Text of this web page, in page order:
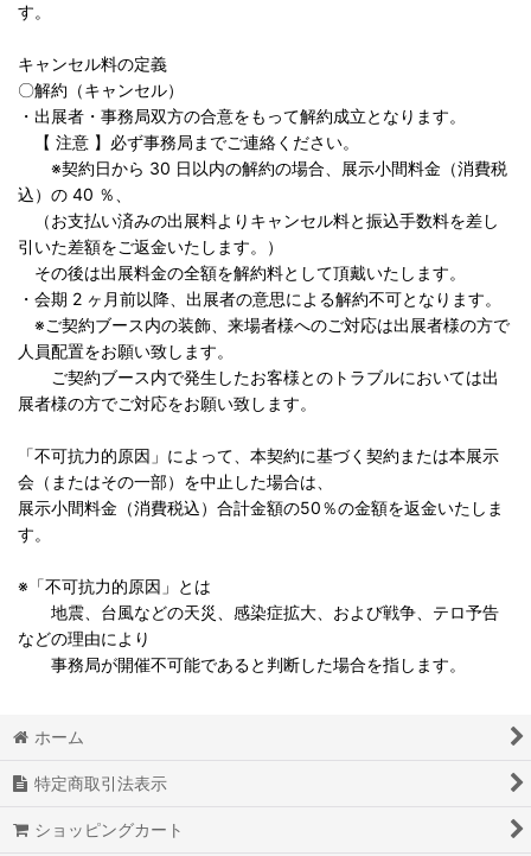
す。
キャンセル料の定義
〇解約（キャンセル）
・出展者・事務局双方の合意をもって解約成立となります。
【 注意 】必ず事務局までご連絡ください。
※契約日から 30 日以内の解約の場合、展示小間料金（消費税
込）の 40 ％、
（お支払い済みの出展料よりキャンセル料と振込手数料を差し
引いた差額をご返金いたします。）
その後は出展料金の全額を解約料として頂戴いたします。
・会期 2 ヶ月前以降、出展者の意思による解約不可となります。
※ご契約ブース内の装飾、来場者様へのご対応は出展者様の方で
人員配置をお願い致します。
ご契約ブース内で発生したお客様とのトラブルにおいては出
展者様の方でご対応をお願い致します。
「不可抗力的原因」によって、本契約に基づく契約または本展示
会（またはその一部）を中止した場合は、
展示小間料金（消費税込）合計金額の50％の金額を返金いたしま
す。
※「不可抗力的原因」とは
地震、台風などの天災、感染症拡大、および戦争、テロ予告
などの理由により
事務局が開催不可能であると判断した場合を指します。
ホーム
特定商取引法表示
ショッピングカート